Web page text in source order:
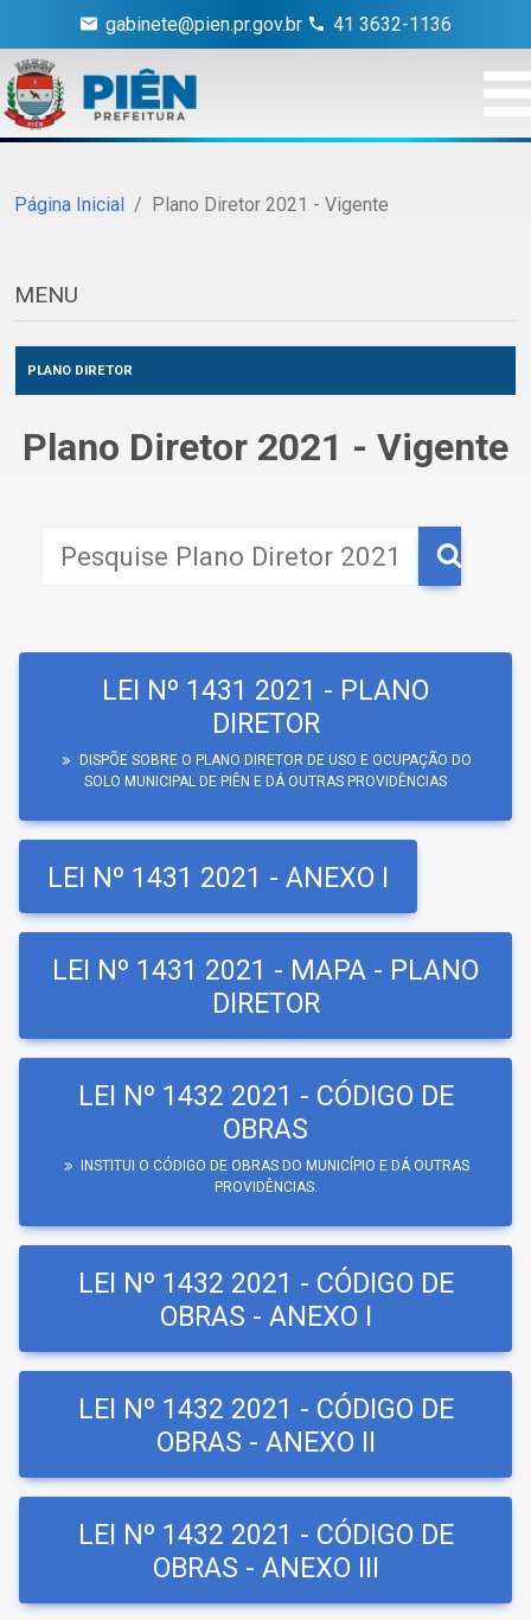
gabinete@pien.pr.gov.br 41 3632-1136
Página Inicial Plano Diretor 2021 - Vigente
Plano Diretor 2021 - Vigente
LEI Nº 1431 2021 - PLANO
DIRETOR
DISPÕE SOBRE O PLANO DIRETOR DE USO E OCUPAÇÃO DO
SOLO MUNICIPAL DE PIÊN E DÁ OUTRAS PROVIDÊNCIAS
LEI Nº 1431 2021 - ANEXO I
LEI Nº 1431 2021 - MAPA - PLANO
DIRETOR
LEI Nº 1432 2021 - CÓDIGO DE
OBRAS
INSTITUI O CÓDIGO DE OBRAS DO MUNICÍPIO E DÁ OUTRAS
PROVIDÊNCIAS.
LEI Nº 1432 2021 - CÓDIGO DE
OBRAS - ANEXO I
LEI Nº 1432 2021 - CÓDIGO DE
OBRAS - ANEXO II
LEI Nº 1432 2021 - CÓDIGO DE
OBRAS - ANEXO III
MENU
PLANO DIRETOR